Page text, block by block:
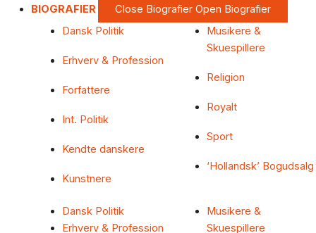
BIOGRAFIER Close Biografier Open Biografier
Dansk Politik
Erhverv & Profession
Forfattere
Int. Politik
Kendte danskere
Kunstnere
Musikere &
Skuespillere
Religion
Royalt
Sport
‘Hollandsk’ Bogudsalg
Dansk Politik
Erhverv & Profession
Musikere &
Skuespillere